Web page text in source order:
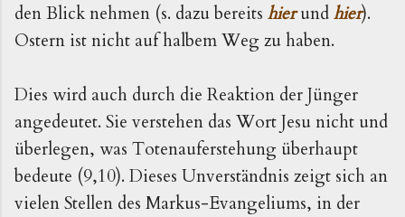
den Blick nehmen (s. dazu bereits hierundhier).
Ostern ist nicht auf halbem Weg zu haben.
Dies wird auch durch die Reaktion der Jünger
angedeutet. Sie verstehen das Wort Jesu nicht und
überlegen, was Totenauferstehung überhaupt
bedeute (9,10). Dieses Unverständnis zeigt sich an
vielen Stellen des Markus-Evangeliums, in der